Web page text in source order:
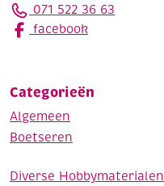
071 522 36 63
facebook
Categorieën
Algemeen
Boetseren
Diverse Hobbymaterialen